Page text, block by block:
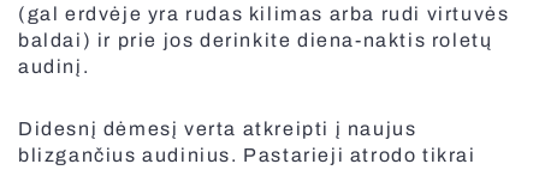
(gal erdvėje yra rudas kilimas arba rudi virtuvės
baldai) ir prie jos derinkite diena-naktis roletų
audinį.
Didesnį dėmesį verta atkreipti į naujus
blizgančius audinius. Pastarieji atrodo tikrai